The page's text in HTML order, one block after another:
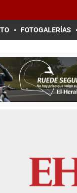
FOTOGALERÍAS